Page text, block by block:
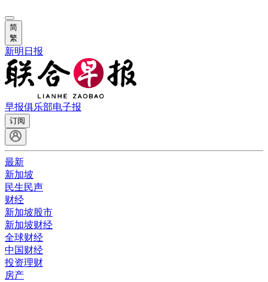
简
繁
新明日报
早报俱乐部电子报
订阅
最新
新加坡
民生民声
财经
新加坡股市
新加坡财经
全球财经
中国财经
投资理财
房产